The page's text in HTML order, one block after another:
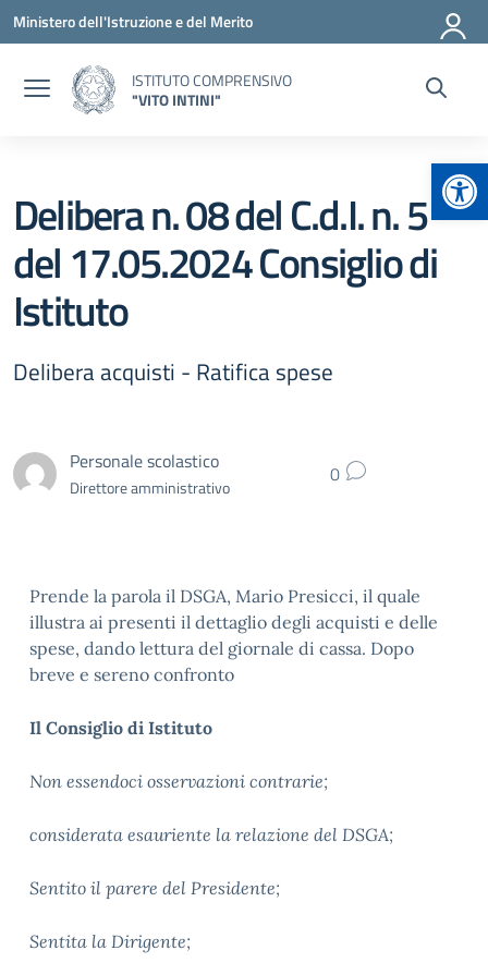
Vai ai contenuti
Vai al menu di navigazione
Vai al footer
Ministero dell'Istruzione e del Merito
ISTITUTO COMPRENSIVO
"VITO INTINI"
Delibera n. 08 del C.d.I. n. 5
del 17.05.2024 Consiglio di
Istituto
Delibera acquisti - Ratifica spese
Personale scolastico
Direttore amministrativo 0
Prende la parola il DSGA, Mario Presicci, il quale
illustra ai presenti il dettaglio degli acquisti e delle
spese, dando lettura del giornale di cassa. Dopo
breve e sereno confronto
Il Consiglio di Istituto
Non essendoci osservazioni contrarie;
considerata esauriente la relazione del DSGA;
Sentito il parere del Presidente;
Sentita la Dirigente;